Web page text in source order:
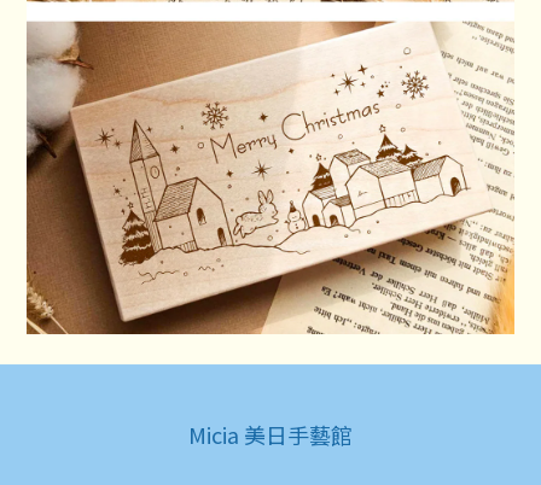
Micia 美日手藝館